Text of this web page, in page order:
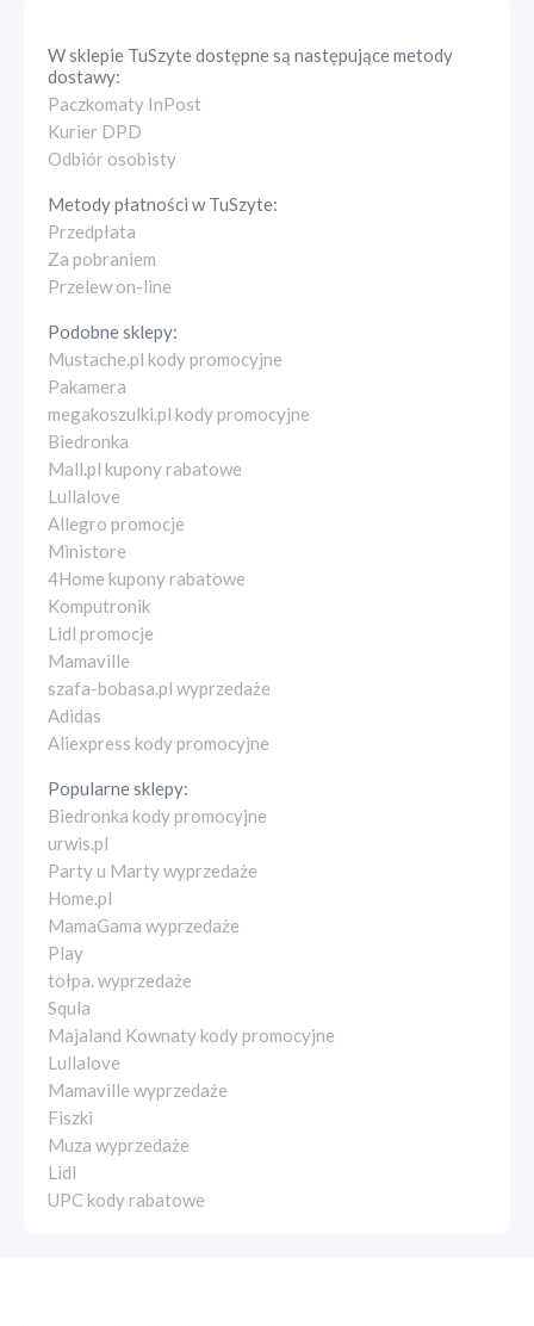
W sklepie TuSzytedostępne są następujące metody
dostawy:
Paczkomaty InPost
Kurier DPD
Odbiór osobisty
Metody płatności wTuSzyte:
Przedpłata
Za pobraniem
Przelew on-line
Podobne sklepy:
Mustache.pl kody promocyjne
Pakamera
megakoszulki.pl kody promocyjne
Biedronka
Mall.pl kupony rabatowe
Lullalove
Allegro promocje
Ministore
4Home kupony rabatowe
Komputronik
Lidl promocje
Mamaville
szafa-bobasa.pl wyprzedaże
Adidas
Aliexpress kody promocyjne
Popularne sklepy:
Biedronka kody promocyjne
urwis.pl
Party u Marty wyprzedaże
Home.pl
MamaGama wyprzedaże
Play
tołpa. wyprzedaże
Squla
Majaland Kownaty kody promocyjne
Lullalove
Mamaville wyprzedaże
Fiszki
Muza wyprzedaże
Lidl
UPC kody rabatowe